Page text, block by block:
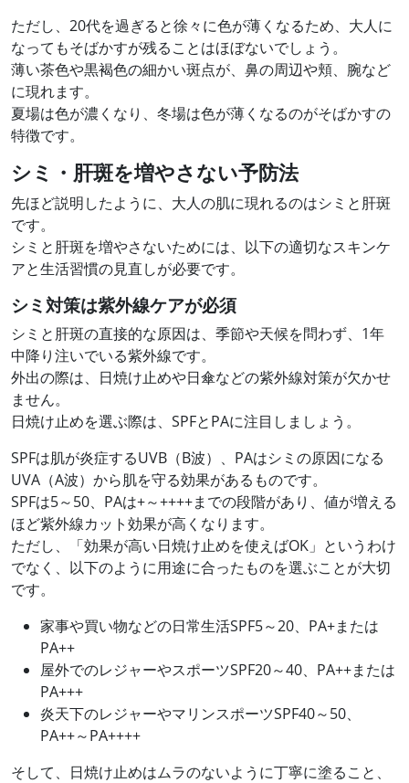
ただし、20代を過ぎると徐々に色が薄くなるため、大人に
なってもそばかすが残ることはほぼないでしょう。
薄い茶色や黒褐色の細かい斑点が、鼻の周辺や頬、腕など
に現れます。
夏場は色が濃くなり、冬場は色が薄くなるのがそばかすの
特徴です。
シミ・肝斑を増やさない予防法
先ほど説明したように、大人の肌に現れるのはシミと肝斑
です。
シミと肝斑を増やさないためには、以下の適切なスキンケ
アと生活習慣の見直しが必要です。
シミ対策は紫外線ケアが必須
シミと肝斑の直接的な原因は、季節や天候を問わず、1年
中降り注いでいる紫外線です。
外出の際は、日焼け止めや日傘などの紫外線対策が欠かせ
ません。
日焼け止めを選ぶ際は、SPFとPAに注目しましょう。
SPFは肌が炎症するUVB（B波）、PAはシミの原因になる
UVA（A波）から肌を守る効果があるものです。
SPFは5～50、PAは+～++++までの段階があり、値が増える
ほど紫外線カット効果が高くなります。
ただし、「効果が高い日焼け止めを使えばOK」というわけ
でなく、以下のように用途に合ったものを選ぶことが大切
です。
家事や買い物などの日常生活SPF5～20、PA+または
PA++
屋外でのレジャーやスポーツSPF20～40、PA++または
PA+++
炎天下のレジャーやマリンスポーツSPF40～50、
PA++～PA++++
そして、日焼け止めはムラのないように丁寧に塗ること、